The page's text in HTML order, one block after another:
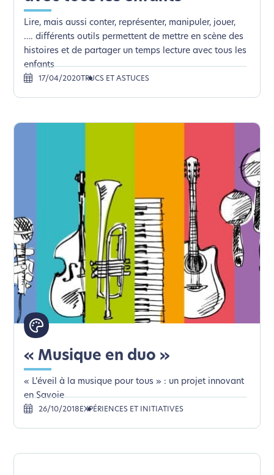
Lire, mais aussi conter, représenter, manipuler, jouer,
…. différents outils permettent de mettre en scène des
histoires et de partager un temps lecture avec tous les
enfants
17/04/2020 TRUCS ET ASTUCES
« Musique en duo »
« L’éveil à la musique pour tous » : un projet innovant
en Savoie
26/10/2018 EXPÉRIENCES ET INITIATIVES